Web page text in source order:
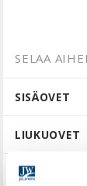
SELAA
SISÄOVET
LIUKUOVET
ULKO-OVET